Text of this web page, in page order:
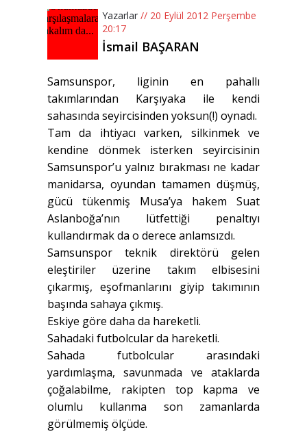
Yazarlar // 20 Eylül 2012 Perşembe
20:17
İsmail BAŞARAN
Samsunspor, liginin en pahallı
takımlarından Karşıyaka ile kendi
sahasında seyircisinden yoksun(!) oynadı.
Tam da ihtiyacı varken, silkinmek ve
kendine dönmek isterken seyircisinin
Samsunspor’u yalnız bırakması ne kadar
manidarsa, oyundan tamamen düşmüş,
gücü tükenmiş Musa’ya hakem Suat
Aslanboğa’nın lütfettiği penaltıyı
kullandırmak da o derece anlamsızdı.
Samsunspor teknik direktörü gelen
eleştiriler üzerine takım elbisesini
çıkarmış, eşofmanlarını giyip takımının
başında sahaya çıkmış.
Eskiye göre daha da hareketli.
Sahadaki futbolcular da hareketli.
Sahada futbolcular arasındaki
yardımlaşma, savunmada ve ataklarda
çoğalabilme, rakipten top kapma ve
olumlu kullanma son zamanlarda
görülmemiş ölçüde.